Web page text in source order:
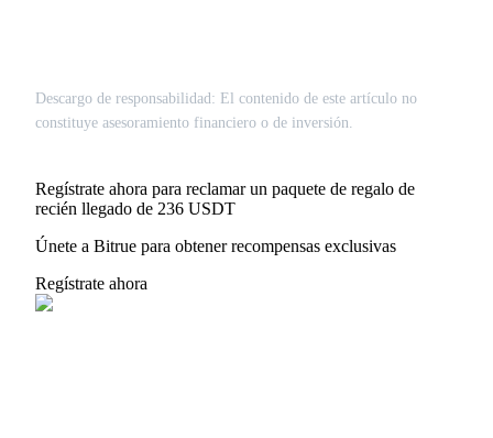
Descargo de responsabilidad: El contenido de este artículo no
constituye asesoramiento financiero o de inversión.
Regístrate ahora para reclamar un paquete de regalo de
recién llegado de 236 USDT
Únete a Bitrue para obtener recompensas exclusivas
Regístrate ahora